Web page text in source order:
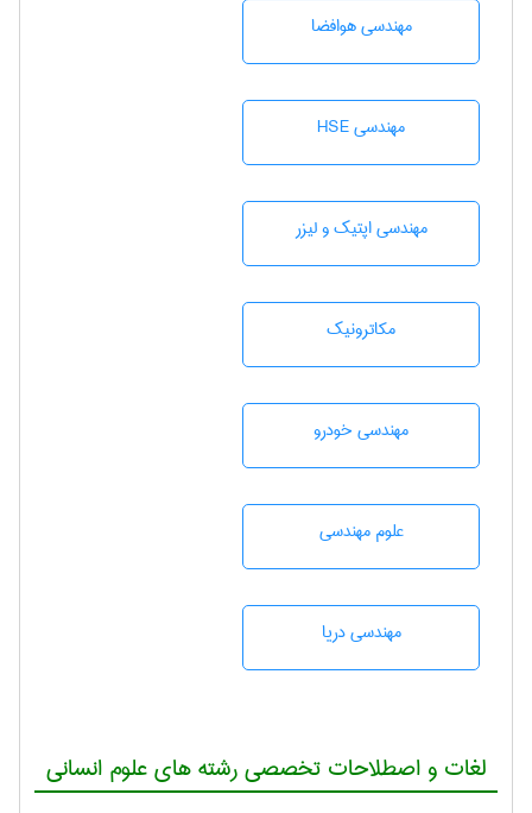
مهندسی هوافضا
مهندسی HSE
مهندسی اپتیک و لیزر
مکاترونیک
مهندسی خودرو
علوم مهندسی
مهندسی دریا
لغات و اصطلاحات تخصصی رشته های علوم انسانی